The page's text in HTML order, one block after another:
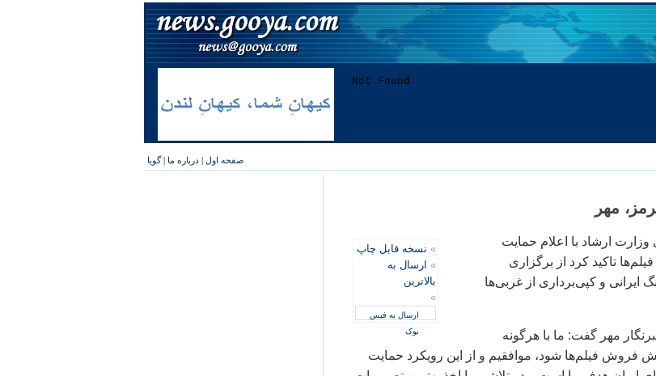
صفحه اول | درباره ما |گویا
مهر
» نسخه قابل چاپ
» ارسال به
بالاترین
»
ارسال به فیس
بوک
ارشاد با اعلام حمایت
تاکید کرد از برگزاری
و کپی‌برداری از غربی‌ها
مهر گفت: ما با هرگونه
فروش فیلم‌ها شود، موافقیم و از این رویکرد حمایت